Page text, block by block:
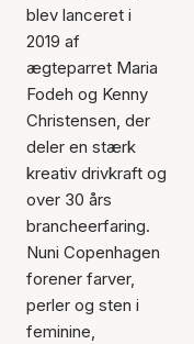
blev lanceret i
2019 af
ægteparret Maria
Fodeh og Kenny
Christensen, der
deler en stærk
kreativ drivkraft og
over 30 års
brancheerfaring.
Nuni Copenhagen
forener farver,
perler og sten i
feminine,